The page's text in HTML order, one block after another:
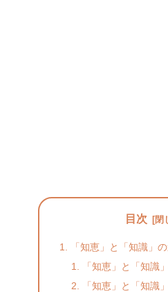
目次
「知恵」と「知識」
「知恵」と「知識
「知恵」と「知識